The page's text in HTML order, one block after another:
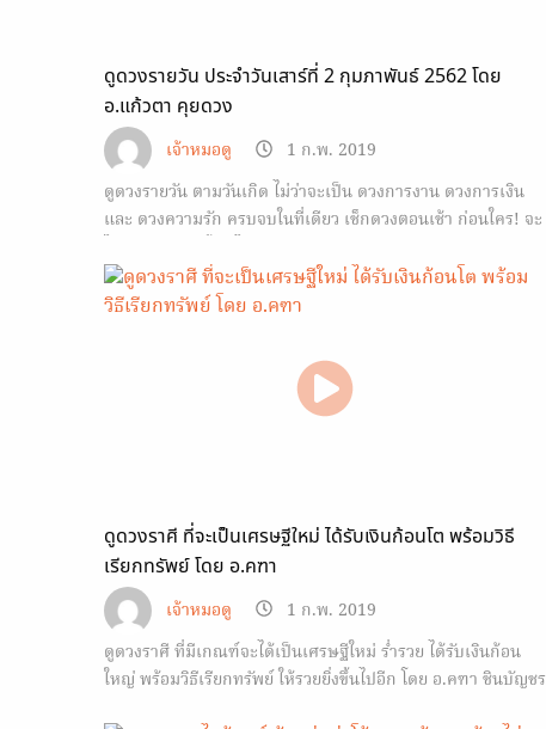
ดูดวงรายวัน ประจำวันเสาร์ที่ 2 กุมภาพันธ์ 2562 โดย
อ.แก้วตา คุยดวง
เจ้าหมอดู
1 ก.พ. 2019
ดูดวงรายวัน ตามวันเกิด ไม่ว่าจะเป็น ดวงการงาน ดวงการเงิน
และ ดวงความรัก ครบจบในที่เดียว เช็กดวงตอนเช้า ก่อนใคร! จะ
ดูดวงราศี ที่จะเป็นเศรษฐีใหม่ ได้รับเงินก้อนโต พร้อมวิธี
เรียกทรัพย์ โดย อ.คฑา
เจ้าหมอดู
1 ก.พ. 2019
ดูดวงราศี ที่มีเกณฑ์จะได้เป็นเศรษฐีใหม่ ร่ำรวย ได้รับเงินก้อน
ใหญ่ พร้อมวิธีเรียกทรัพย์ ให้รวยยิ่งขึ้นไปอีก โดย อ.คฑา ชินบัญชร